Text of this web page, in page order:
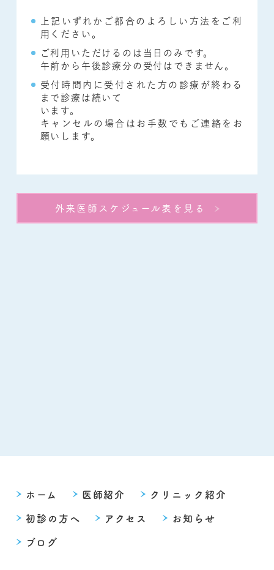
上記いずれかご都合のよろしい方法をご利
用ください。
ご利用いただけるのは当日のみです。
午前から午後診療分の受付はできません。
受付時間内に受付された方の診療が終わる
まで診療は続いて
います。
キャンセルの場合はお手数でもご連絡をお
願いします。
外来医師スケジュール表を見る
ホーム 医師紹介
クリニック紹介
初診の方へ
アクセス
お知らせ
ブログ